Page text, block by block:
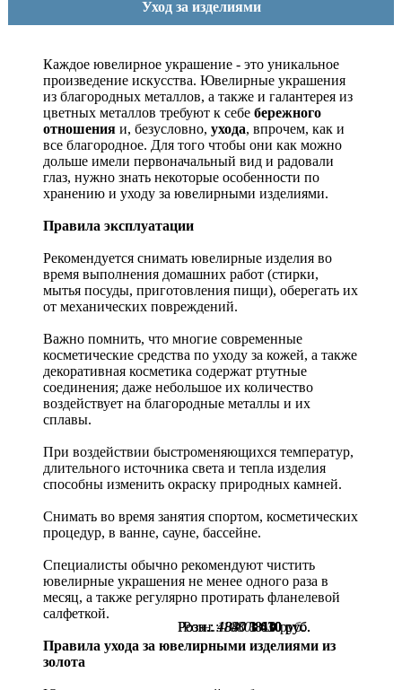
Розн.:4840 3 630руб.
Розн.:1080 810руб.
Розн.:1880 1 410руб.
Уход за изделиями
Каждое ювелирное украшение - это уникальное
произведение искусства. Ювелирные украшения
из благородных металлов, а также и галантерея из
цветных металлов требуют к себе бережного
отношения и, безусловно, ухода, впрочем, как и
все благородное. Для того чтобы они как можно
дольше имели первоначальный вид и радовали
глаз, нужно знать некоторые особенности по
хранению и уходу за ювелирными изделиями.
Правила эксплуатации
Рекомендуется снимать ювелирные изделия во
время выполнения домашних работ (стирки,
мытья посуды, приготовления пищи), оберегать их
от механических повреждений.
Важно помнить, что многие современные
косметические средства по уходу за кожей, а также
декоративная косметика содержат ртутные
соединения; даже небольшое их количество
воздействует на благородные металлы и их
сплавы.
При воздействии быстроменяющихся температур,
длительного источника света и тепла изделия
способны изменить окраску природных камней.
Снимать во время занятия спортом, косметических
процедур, в ванне, сауне, бассейне.
Специалисты обычно рекомендуют чистить
ювелирные украшения не менее одного раза в
месяц, а также регулярно протирать фланелевой
салфеткой.
Правила ухода за ювелирными изделиями из
золота